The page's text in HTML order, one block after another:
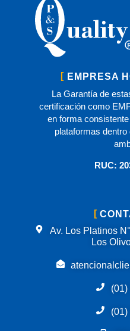
EMPRESA
La Garantía de
certificación como
en forma
plataformas
RUC:
Av. Los Platinos
Los